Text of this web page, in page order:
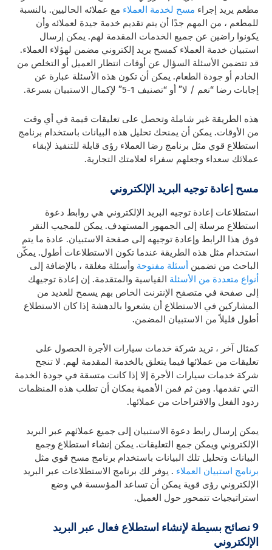
مطعم يريد إجراء مسح لخدمة العملاء مع عملائه الحاليين. بالنسبة
للمطعم ، من المهم جدًا أن يتم تقديم خدمة جيدة لعملائه وأن
يكونوا راضين عن جميع الخدمات المقدمة لهم. يمكن إرسال
استبيان خدمة العملاء كمسح بريد إلكتروني مضمن لهؤلاء العملاء.
قد تتضمن الأسئلة السؤال عن أوقات انتظار العميل أو التخلص من
الخادم أو جودة الطعام. يمكن أن تكون هذه الأسئلة عبارة عن
إجابات رضا “نعم / لا” أو “تصنيف 1-5” لإكمال الاستبيان بسرعة.
هذه الطريقة غير شاملة وتحصل على تعليقات قيمة في أي وقت
من الأوقات. يمكن أن يمنحك تحليل هذه البيانات باستخدام برنامج
استطلاع قوي مثل برنامج رضا العملاء رؤى قابلة للتنفيذ لإبقاء
عملائك سعداء وجعلهم سفراء لعلامتك التجارية.
مسح إعادة توجيه البريد الإلكتروني
استطلاعات إعادة توجيه البريد الإلكتروني هي روابط دعوة
استطلاع مرسلة إلى الجمهور المستهدف. يمكن للمجيب النقر
فوق هذا الرابط وإعادة توجيهه إلى صفحة الاستبيان. عادة ما يتم
استخدام مثل هذه الطريقة عندما تكون الاستطلاعات أطول. يمكّن
الباحث من تضمين أسئلة مفتوحة وأسئلة مغلقة ، بالإضافة إلى
أنواع متعددة من الأسئلة القياسية والمتقدمة. إن إعادة توجيهك
إلى صفحة في متصفح الإنترنت الخاص بهم يسمح للعديد من
المشاركين في الاستطلاع أن يشعروا بالدهشة إذا كان الاستطلاع
أطول قليلاً من الاستبيان المضمن.
كمثال آخر ، تريد شركة خدمات سيارات الأجرة الحصول على
تعليقات من عملائها فيما يتعلق بالخدمة المقدمة لهم. لا تنجح
شركة خدمات سيارات الأجرة إلا إذا كانت متسقة في جودة الخدمة
التي تقدمها. ومن ثم فمن الأهمية بمكان أن تطلب هذه المنظمات
ردود الفعل والاقتراحات من عملائها.
يمكن إرسال رابط دعوة الاستبيان إلى جميع عملائهم عبر البريد
الإلكتروني ويمكن جمع التعليقات. يمكن إنشاء استطلاع وجمع
البيانات وتحليل تلك البيانات باستخدام برنامج مسح قوي مثل
برنامج استبيان العملاء . يوفر لك برنامج الاستطلاعات عبر البريد
الإلكتروني رؤى قوية يمكن أن تساعد المؤسسة في وضع
استراتيجيات تتمحور حول العميل.
9 نصائح بسيطة لإنشاء استطلاع فعال عبر البريد
الإلكتروني